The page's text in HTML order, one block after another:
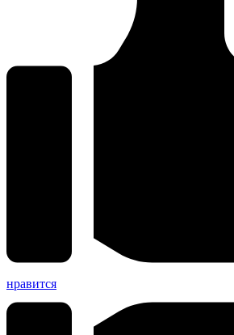
нравится